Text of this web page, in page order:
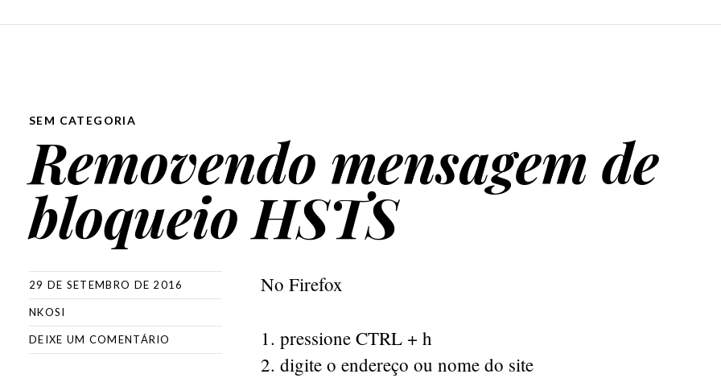
SEM CATEGORIA
Removendo mensagem de
bloqueio HSTS
29 DE SETEMBRO DE 2016
NKOSI
DEIXE UM COMENTÁRIO
No Firefox
pressione CTRL + h
digite o endereço ou nome do site